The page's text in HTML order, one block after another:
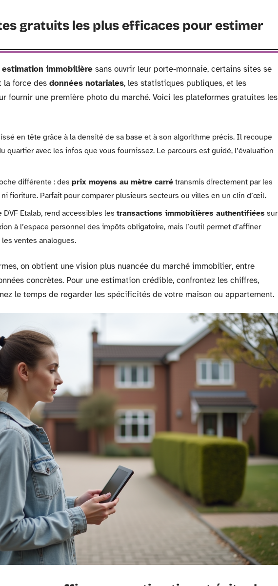
gratuits les plus efficaces pour estimer
estimation immobilière sans ouvrir leur porte-monnaie, certains sites se
la force des données notariales, les statistiques publiques, et les
fournir une première photo du marché. Voici les plateformes gratuites les
en tête grâce à la densité de sa base et à son algorithme précis. Il recoupe
quartier avec les infos que vous fournissez. Le parcours est guidé, l’évaluation
différente : des prix moyens au mètre carré transmis directement par les
fioriture. Parfait pour comparer plusieurs secteurs ou villes en un clin d’œil.
DVF Etalab, rend accessibles les transactions immobilières authentifiées sur
à l’espace personnel des impôts obligatoire, mais l’outil permet d’affiner
ventes analogues.
on obtient une vision plus nuancée du marché immobilier, entre
concrètes. Pour une estimation crédible, confrontez les chiffres,
le temps de regarder les spécificités de votre maison ou appartement.